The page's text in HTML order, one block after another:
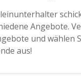
Angebote.
und wählen
aus!